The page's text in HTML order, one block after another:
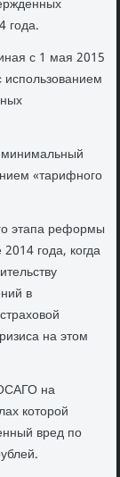
года.
с 1 мая 2015
«тарифного
этапа реформы
года, когда
в
на этοм
на
котοрой
вред по